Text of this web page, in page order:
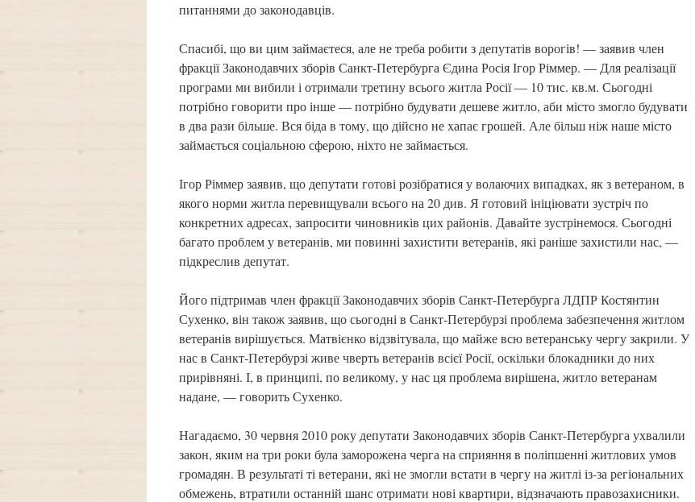
питаннями до законодавців.
Спасибі, що ви цим займаєтеся, але не треба робити з депутатів ворогів! — заявив член
фракції Законодавчих зборів Санкт-Петербурга Єдина Росія Ігор Ріммер. — Для реалізації
програми ми вибили і отримали третину всього житла Росії — 10 тис. кв.м. Сьогодні
потрібно говорити про інше — потрібно будувати дешеве житло, аби місто змогло будувати
в два рази більше. Вся біда в тому, що дійсно не хапає грошей. Але більш ніж наше місто
займається соціальною сферою, ніхто не займається.
Ігор Ріммер заявив, що депутати готові розібратися у волаючих випадках, як з ветераном, в
якого норми житла перевищували всього на 20 див. Я готовий ініціювати зустріч по
конкретних адресах, запросити чиновників цих районів. Давайте зустрінемося. Сьогодні
багато проблем у ветеранів, ми повинні захистити ветеранів, які раніше захистили нас, —
підкреслив депутат.
Його підтримав член фракції Законодавчих зборів Санкт-Петербурга ЛДПР Костянтин
Сухенко, він також заявив, що сьогодні в Санкт-Петербурзі проблема забезпечення житлом
ветеранів вирішується. Матвієнко відзвітувала, що майже всю ветеранську чергу закрили. У
нас в Санкт-Петербурзі живе чверть ветеранів всієї Росії, оскільки блокадники до них
прирівняні. І, в принципі, по великому, у нас ця проблема вирішена, житло ветеранам
надане, — говорить Сухенко.
Нагадаємо, 30 червня 2010 року депутати Законодавчих зборів Санкт-Петербурга ухвалили
закон, яким на три роки була заморожена черга на сприяння в поліпшенні житлових умов
громадян. В результаті ті ветерани, які не змогли встати в чергу на житлі із-за регіональних
обмежень, втратили останній шанс отримати нові квартири, відзначають правозахисники.